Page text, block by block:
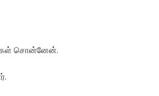
சொன்னேன்.